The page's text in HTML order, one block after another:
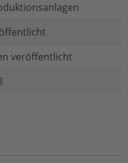
veröffentlicht